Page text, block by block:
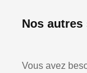
Nos autres
Vous avez